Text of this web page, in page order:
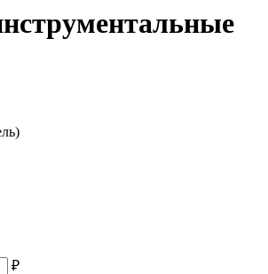
₽